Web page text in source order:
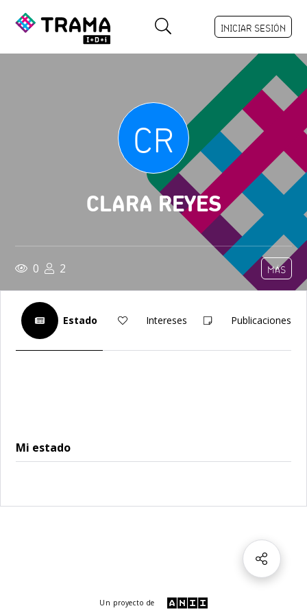
INICIAR SESIÓN
CR
CLARA REYES
0 2 MÁS
Estado Intereses Publicaciones
Mi estado
Un proyecto de